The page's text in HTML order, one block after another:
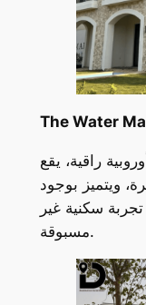
راقية، يقع
ويتميز بوجود
سكنية غير
مسبوقة.